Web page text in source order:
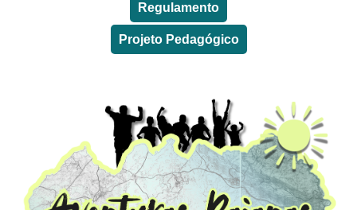
Regulamento
Projeto Pedagógico